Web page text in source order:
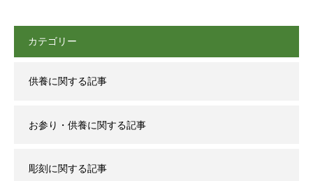
カテゴリー
供養に関する記事
お参り・供養に関する記事
彫刻に関する記事